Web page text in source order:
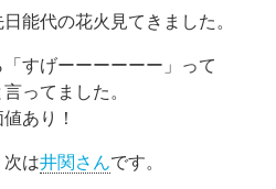
能代の花火見てきました。
すげーーーーーー」って
ってました。
あり！
は井関さんです。